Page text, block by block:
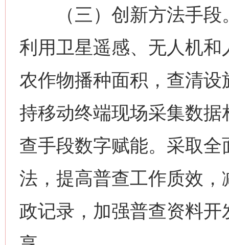
（三）创新方法手段
利用卫星遥感、无人机
农作物播种面积，查清
持移动终端现场采集数
查手段数字赋能。采取
法，提高普查工作质效
政记录，加强普查资料